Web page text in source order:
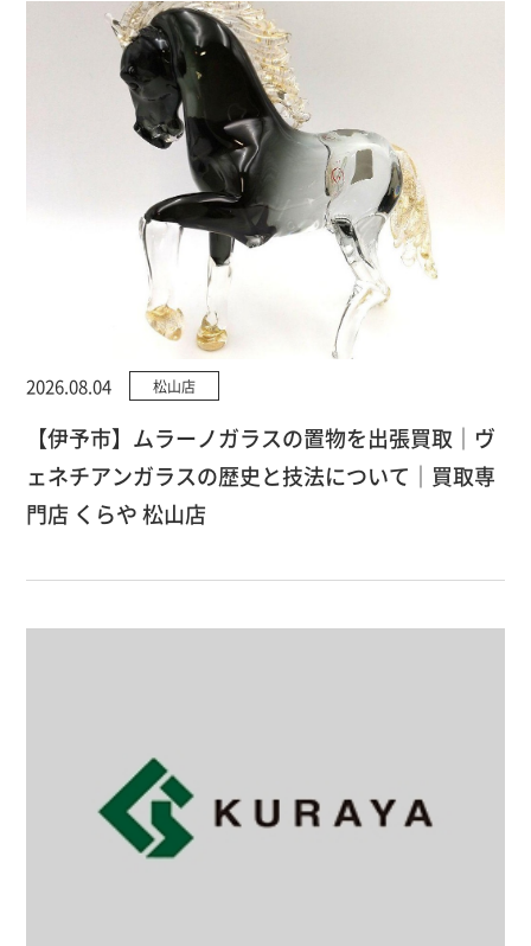
2026.08.04 松山店
【伊予市】ムラーノガラスの置物を出張買取｜ヴ
ェネチアンガラスの歴史と技法について｜買取専
門店 くらや 松山店